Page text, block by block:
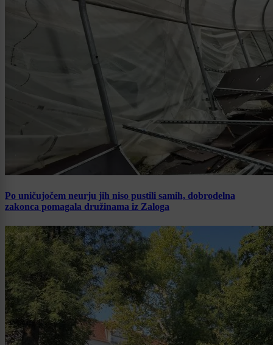
Po uničujočem neurju jih niso pustili samih, dobrodelna
zakonca pomagala družinama iz Zaloga